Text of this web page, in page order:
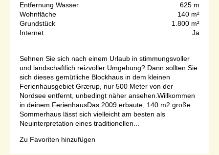
Entfernung Wasser
625 m
Wohnfläche
140 m²
Grundstück
1.800 m²
Internet
Ja
Sehnen Sie sich nach einem Urlaub in stimmungsvoller
und landschaftlich reizvoller Umgebung? Dann sollten Sie
sich dieses gemütliche Blockhaus in dem kleinen
Ferienhausgebiet Grærup, nur 500 Meter von der
Nordsee entfernt, unbedingt näher ansehen.Willkommen
in deinem FerienhausDas 2009 erbaute, 140 m2 große
Sommerhaus lässt sich vielleicht am besten als
Neuinterpretation eines traditionellen...
Zu Favoriten hinzufügen